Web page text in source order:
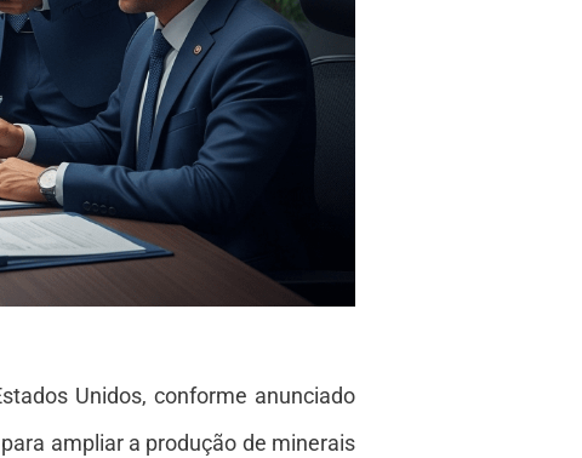
Unidos, conforme anunciado
ampliar a produção de minerais